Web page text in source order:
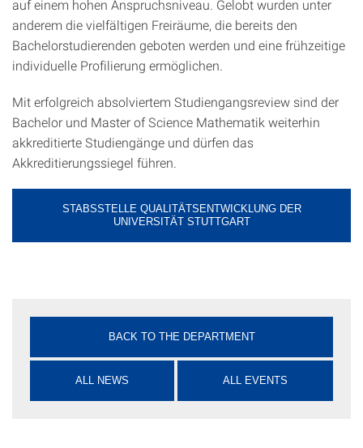
auf einem hohen Anspruchsniveau. Gelobt wurden unter
anderem die vielfältigen Freiräume, die bereits den
Bachelorstudierenden geboten werden und eine frühzeitige
individuelle Profilierung ermöglichen.
Mit erfolgreich absolviertem Studiengangsreview sind der
Bachelor und Master of Science Mathematik weiterhin
akkreditierte Studiengänge und dürfen das
Akkreditierungssiegel führen.
STABSSTELLE QUALITÄTSENTWICKLUNG DER
UNIVERSITÄT STUTTGART
BACK TO THE DEPARTMENT
ALL NEWS ALL EVENTS